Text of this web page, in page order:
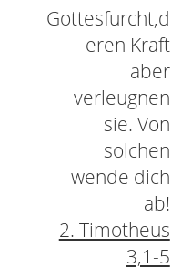
Gottesfurcht,d
eren Kraft
aber
verleugnen
sie. Von
solchen
wende dich
ab!
2. Timotheus
3,1-5